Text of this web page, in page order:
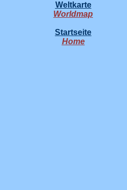
Weltkarte
Worldmap
Startseite
Home